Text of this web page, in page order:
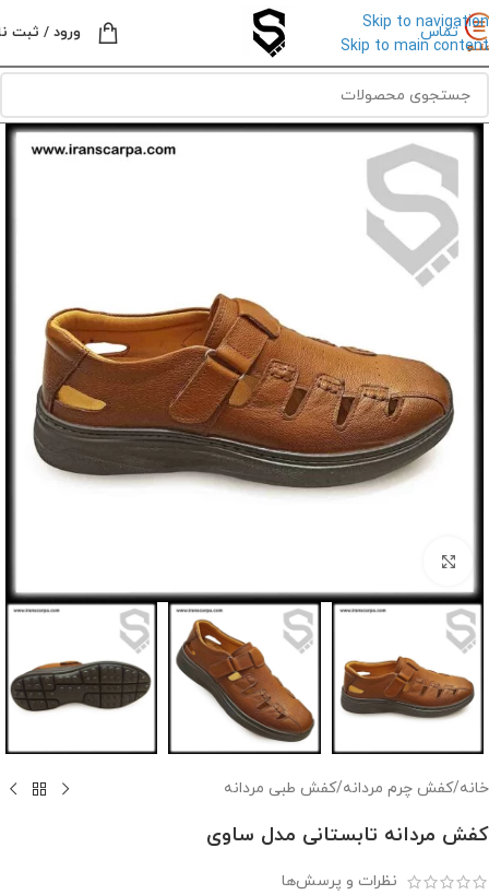
Skip to navigation
Skip to main content
تماس ورود / ثبت
خانه/کفش چرم مردانه/کفش طبی مردانه
کفش مردانه تابستانی مدل ساوی
نظرات و پرسش‌ها